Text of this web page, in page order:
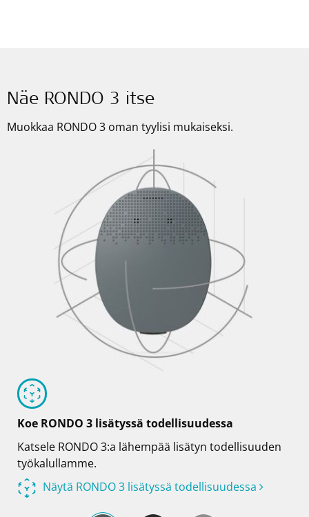
Näe RONDO 3 itse
Muokkaa RONDO 3 oman tyylisi mukaiseksi.
Koe RONDO 3 lisätyssä todellisuudessa
Katsele RONDO 3:a lähempää lisätyn todellisuuden
työkalullamme.
Näytä RONDO 3 lisätyssä todellisuudessa